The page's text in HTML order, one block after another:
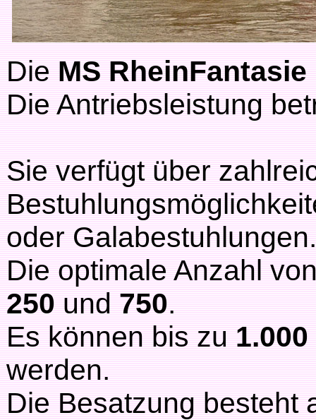
DieMS RheinFantasie
Die Antriebsleistung
Sie verfügt über
oder Galabestuhlungen.
Die optimale Anzahl
250und750.
Es können bis zu1.000
werden.
Die Besatzung besteht